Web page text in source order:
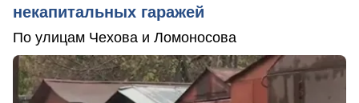
некапитальных гаражей
По улицам Чехова и Ломоносова